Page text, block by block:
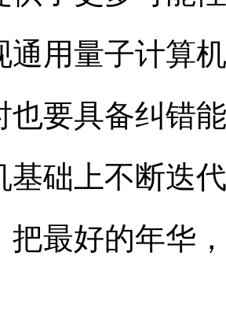
量子计算机
也要具备纠错
基础上不断迭
把最好的年华